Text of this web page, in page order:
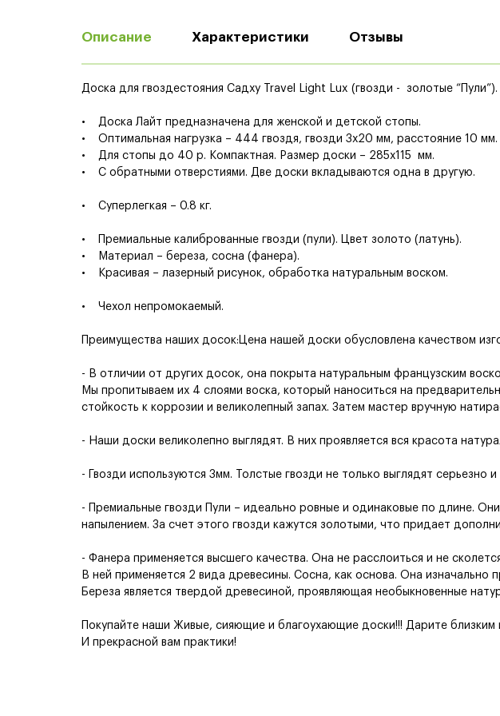
Описание Характеристики Отзывы
Доска для гвоздестояния Садху Travel Light Lux (гвозди - золотые “Пули”).
• Доска Лайт предназначена для женской и детской стопы.
• Оптимальная нагрузка – 444 гвоздя, гвозди 3х20 мм, расстояние 10 мм.
• Для стопы до 40 р. Компактная. Размер доски – 285х115 мм.
• С обратными отверстиями. Две доски вкладываются одна в другую.
• Суперлегкая – 0.8 кг.
• Премиальные калиброванные гвозди (пули). Цвет золото (латунь).
• Материал – береза, сосна (фанера).
• Красивая – лазерный рисунок, обработка натуральным воском.
• Чехол непромокаемый.
Преимущества наших досок:Цена нашей доски обусловлена качеством
- В отличии от других досок, она покрыта натуральным французским
Мы пропитываем их 4 слоями воска, который наноситься на
стойкость к коррозии и великолепный запах. Затем мастер вручную
- Наши доски великолепно выглядят. В них проявляется вся красота
- Гвозди используются 3мм. Толстые гвозди не только выглядят серьезно
- Премиальные гвозди Пули – идеально ровные и одинаковые по длине.
напылением. За счет этого гвозди кажутся золотыми, что придает
- Фанера применяется высшего качества. Она не расслоиться и не
В ней применяется 2 вида древесины. Сосна, как основа. Она изначально
Береза является твердой древесиной, проявляющая необыкновенные
Покупайте наши Живые, сияющие и благоухающие доски!!! Дарите близким
И прекрасной вам практики!